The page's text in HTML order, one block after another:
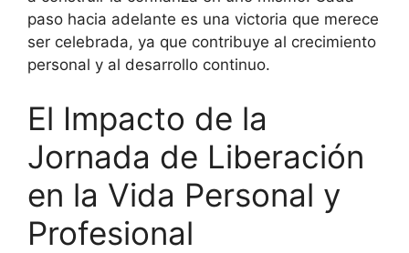
paso hacia adelante es una victoria que merece
ser celebrada, ya que contribuye al crecimiento
personal y al desarrollo continuo.
El Impacto de la
Jornada de Liberación
en la Vida Personal y
Profesional